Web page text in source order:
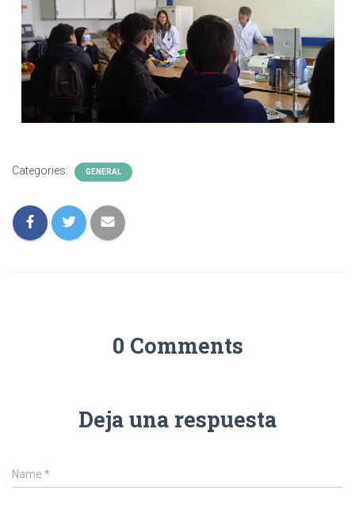
Categories: GENERAL
0 Comments
Deja una respuesta
Name *